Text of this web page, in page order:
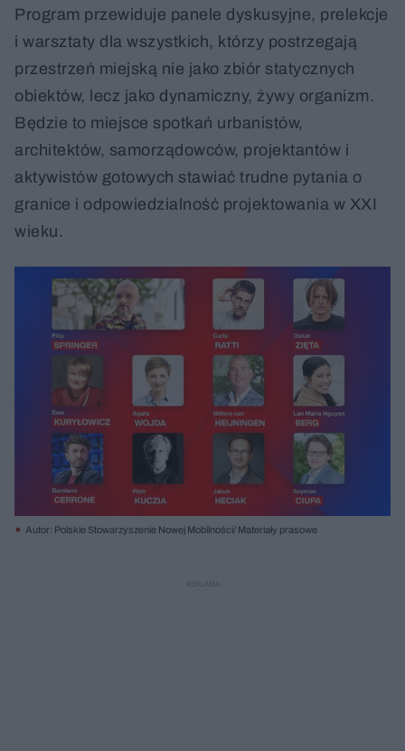
Program przewiduje panele dyskusyjne, prelekcje
i warsztaty dla wszystkich, którzy postrzegają
przestrzeń miejską nie jako zbiór statycznych
obiektów, lecz jako dynamiczny, żywy organizm.
Będzie to miejsce spotkań urbanistów,
architektów, samorządowców, projektantów i
aktywistów gotowych stawiać trudne pytania o
granice i odpowiedzialność projektowania w XXI
wieku.
Autor: Polskie Stowarzyszenie Nowej Mobilności/ Materiały prasowe